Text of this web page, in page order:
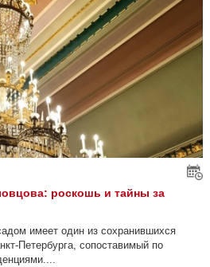
роскошь и тайны за
имеет один из сохранившихся
Петербурга, сопоставимый по